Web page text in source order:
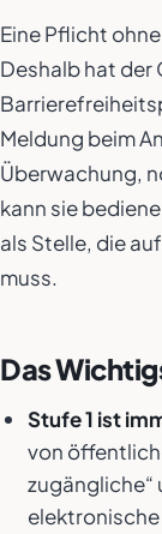
Eine Pflicht
Deshalb hat der
Meldung beim
Überwachung,
kann sie
als Stelle, die
muss.
Das
Stufe 1 ist
von